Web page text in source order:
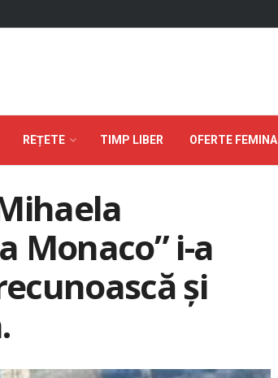
REȚETE TIMP LIBER OFERTE FEMINA
Monaco” i-a
și